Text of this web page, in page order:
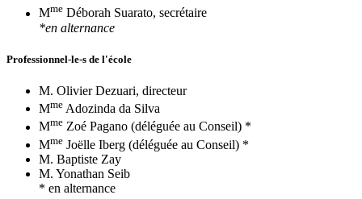
Mme Déborah Suarato, secrétaire
*en alternance
Professionnel-le-s de l'école
M. Olivier Dezuari, directeur
Mme Adozinda da Silva
Mme Zoé Pagano (déléguée au Conseil) *
Mme Joëlle Iberg (déléguée au Conseil) *
M. Baptiste Zay
M. Yonathan Seib
* en alternance